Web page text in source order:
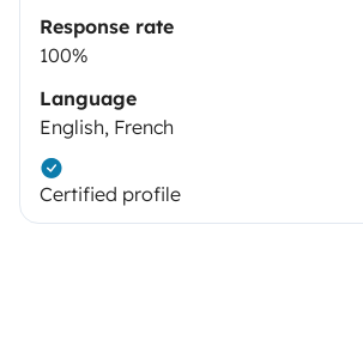
Response rate
100%
Language
English, French
Certified profile